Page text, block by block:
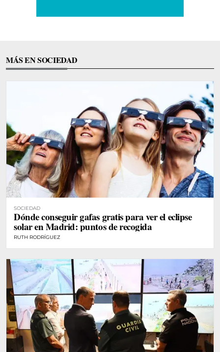
MÁS EN SOCIEDAD
SOCIEDAD
Dónde conseguir gafas gratis para ver el eclipse
solar en Madrid: puntos de recogida
RUTH RODRÍGUEZ